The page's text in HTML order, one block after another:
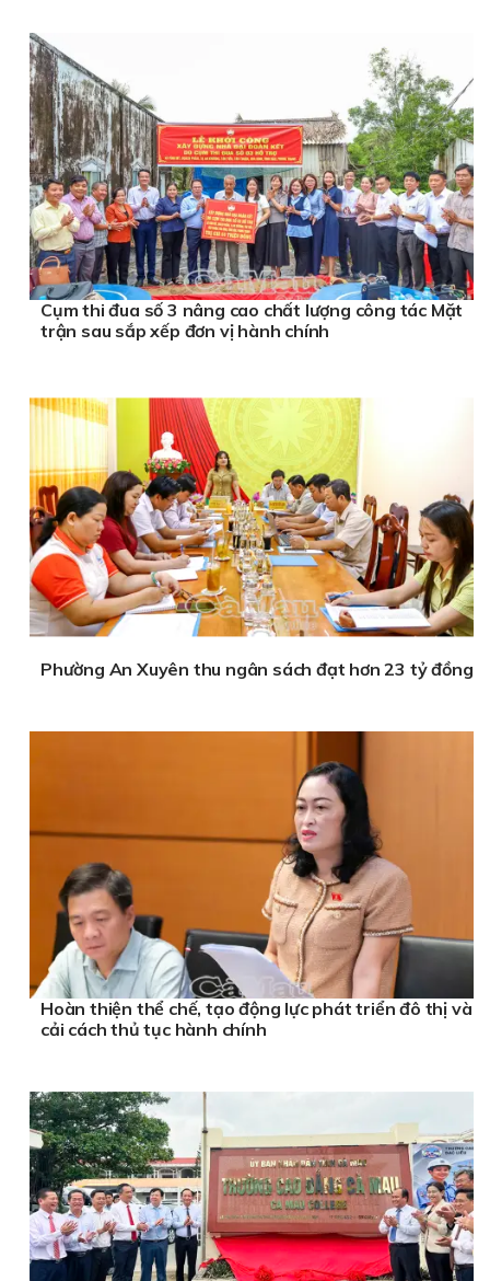
Cụm thi đua số 3 nâng cao chất lượng công tác Mặt
trận sau sắp xếp đơn vị hành chính
Phường An Xuyên thu ngân sách đạt hơn 23 tỷ đồng
Hoàn thiện thể chế, tạo động lực phát triển đô thị và
cải cách thủ tục hành chính